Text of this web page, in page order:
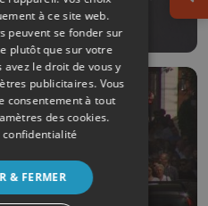
2019
à ce site web.
peuvent se fonder sur
plutôt que sur votre
avez le droit de vous y
publicitaires. Vous
consentement à tout
des cookies.
confidentialité
& FERMER